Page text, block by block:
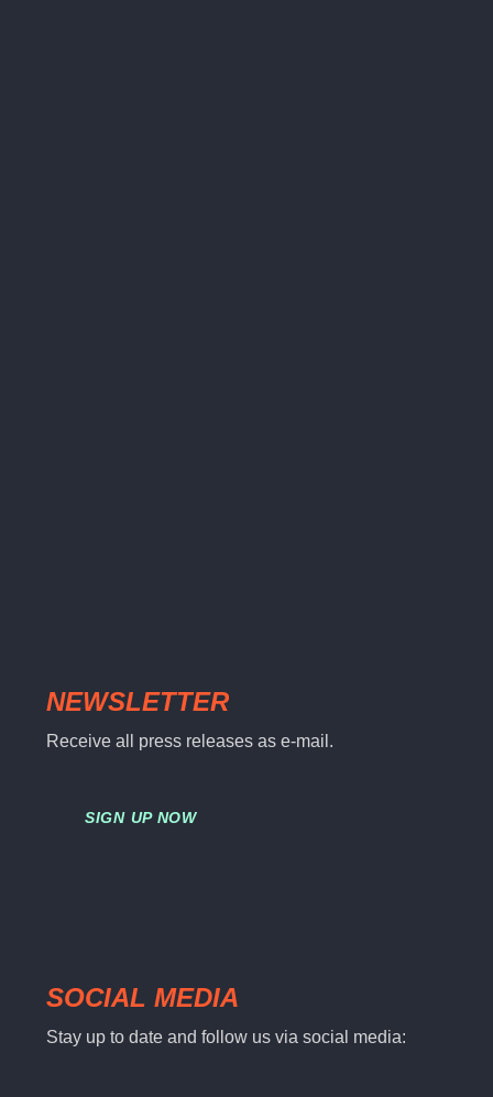
NEWSLETTER
Receive all press releases as e-mail.
SIGN UP NOW
SOCIAL MEDIA
Stay up to date and follow us via social media: